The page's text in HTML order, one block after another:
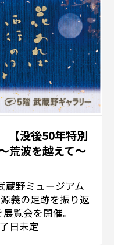
【没後50年特別
荒波を越えて～
野ミュージアム
義の足跡を振り返
覧会を開催。
日未定